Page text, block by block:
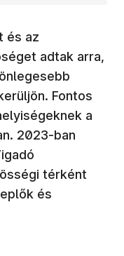
és az
adtak arra,
Fontos
a
2023-ban
térként
és